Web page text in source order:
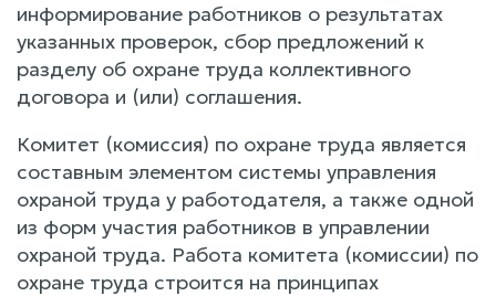
информирование работников о результатах
указанных проверок, сбор предложений к
разделу об охране труда коллективного
договора и (или) соглашения.
Комитет (комиссия) по охране труда является
составным элементом системы управления
охраной труда у работодателя, а также одной
из форм участия работников в управлении
охраной труда. Работа комитета (комиссии) по
охране труда строится на принципах